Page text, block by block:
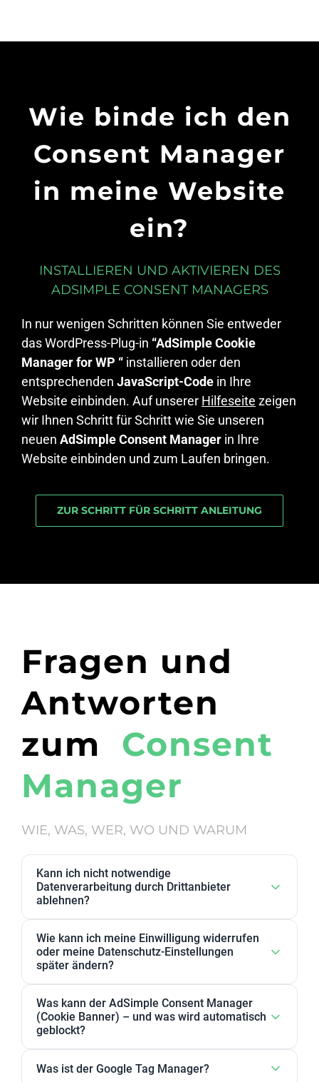
Wie binde ich den
Consent Manager
in meine Website
ein?
INSTALLIEREN UND AKTIVIEREN DES
ADSIMPLE CONSENT MANAGERS
In nur wenigen Schritten können Sie entweder
das WordPress-Plug-in “AdSimple Cookie
Manager for WP “ installieren oder den
entsprechenden JavaScript-Code in Ihre
Website einbinden. Auf unserer Hilfeseite zeigen
wir Ihnen Schritt für Schritt wie Sie unseren
neuen AdSimple Consent Manager in Ihre
Website einbinden und zum Laufen bringen.
ZUR SCHRITT FÜR SCHRITT ANLEITUNG
Fragen und
Antworten
zum Consent
Manager
WIE, WAS, WER, WO UND WARUM
Kann ich nicht notwendige
Datenverarbeitung durch Drittanbieter
ablehnen?
nicht notwendig eingestuft haben, kann in den
Datenschutz-Einstellungen abgelehnt werden. Sie
Zweckgruppen akzeptieren oder ablehnen.
Wie kann ich meine Einwilligung widerrufen
oder meine Datenschutz-Einstellungen
später ändern?
ändern. Außerdem können Sie Ihre Zustimmung
jederzeit widerrufen, indem Sie Ihre Einwilligungen
Was kann der AdSimple Consent Manager
(Cookie Banner) – und was wird automatisch
geblockt?
JavaScript-Lösung oder WordPress-Plugin verfügbar
Was ist der Google Tag Manager?